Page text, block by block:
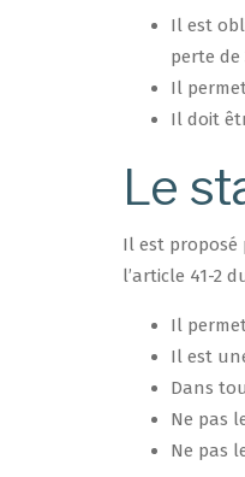
Il est
perte
Il
Il doit
Le
Il est proposé
l’article 41-2
Il
Il est
Dans
Ne pas
Ne pas